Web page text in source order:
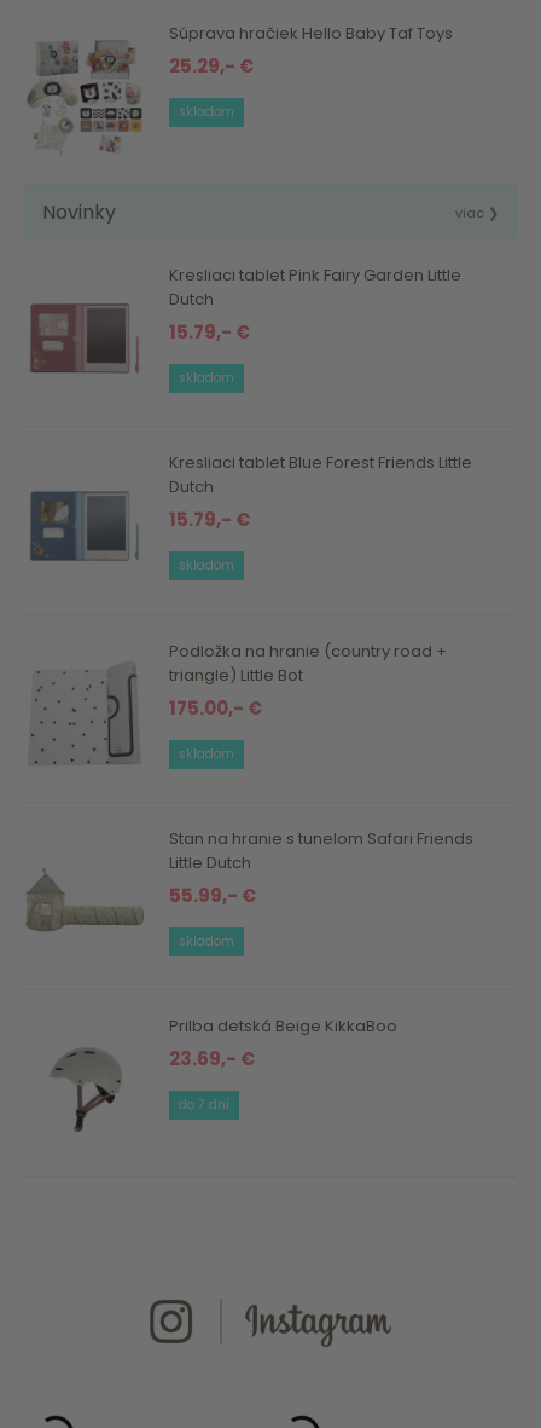
Súprava hračiek Hello Baby Taf Toys
25.29,- €
skladom
Novinky viac ❯
Kresliaci tablet Pink Fairy Garden Little
Dutch
15.79,- €
skladom
Kresliaci tablet Blue Forest Friends Little
Dutch
15.79,- €
skladom
Podložka na hranie (country road +
triangle) Little Bot
175.00,- €
skladom
Stan na hranie s tunelom Safari Friends
Little Dutch
55.99,- €
skladom
Prilba detská Beige KikkaBoo
23.69,- €
do 7 dní